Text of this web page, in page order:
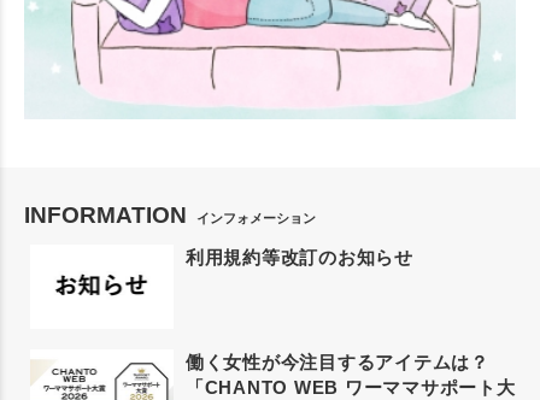
INFORMATION インフォメーション
利用規約等改訂のお知らせ
働く女性が今注目するアイテムは？
「CHANTO WEB ワーママサポート大